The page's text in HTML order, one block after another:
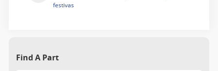
festivas
Find A Part